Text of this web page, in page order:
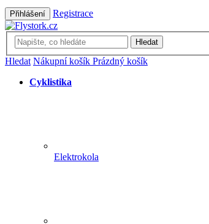
Přihlášení Registrace
Hledat
Hledat Nákupní košík Prázdný košík
Cyklistika
Elektrokola